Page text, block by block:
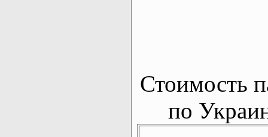
Стоимость
по